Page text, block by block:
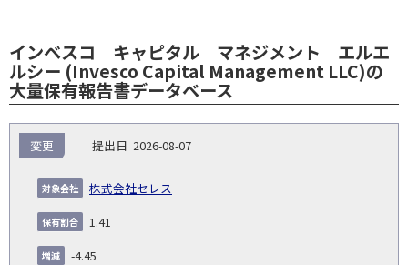
インベスコ キャピタル マネジメント エルエ
ルシー (Invesco Capital Management LLC)の
大量保有報告書データベース
NO.
告
義
務
発
生
日
出
コー
象
2026-08-07
株式会社セレス
変更
1.41
-4.45